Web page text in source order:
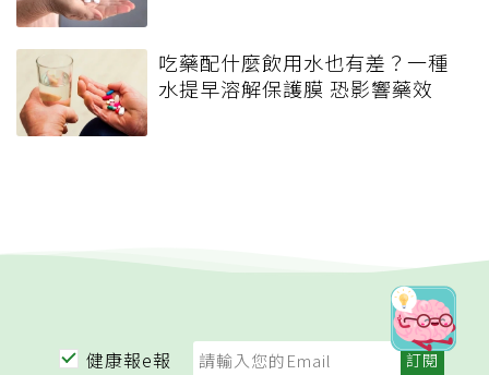
吃藥配什麼飲用水也有差？一種
水提早溶解保護膜 恐影響藥效
健康報e報